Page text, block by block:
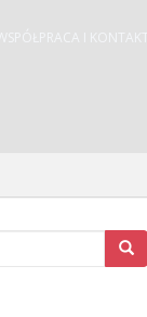
WSPÓŁPRACA I KONTAKT